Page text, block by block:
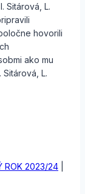
Sitárová, L.
hovorili
ako mu
L.
ROK 2023/24